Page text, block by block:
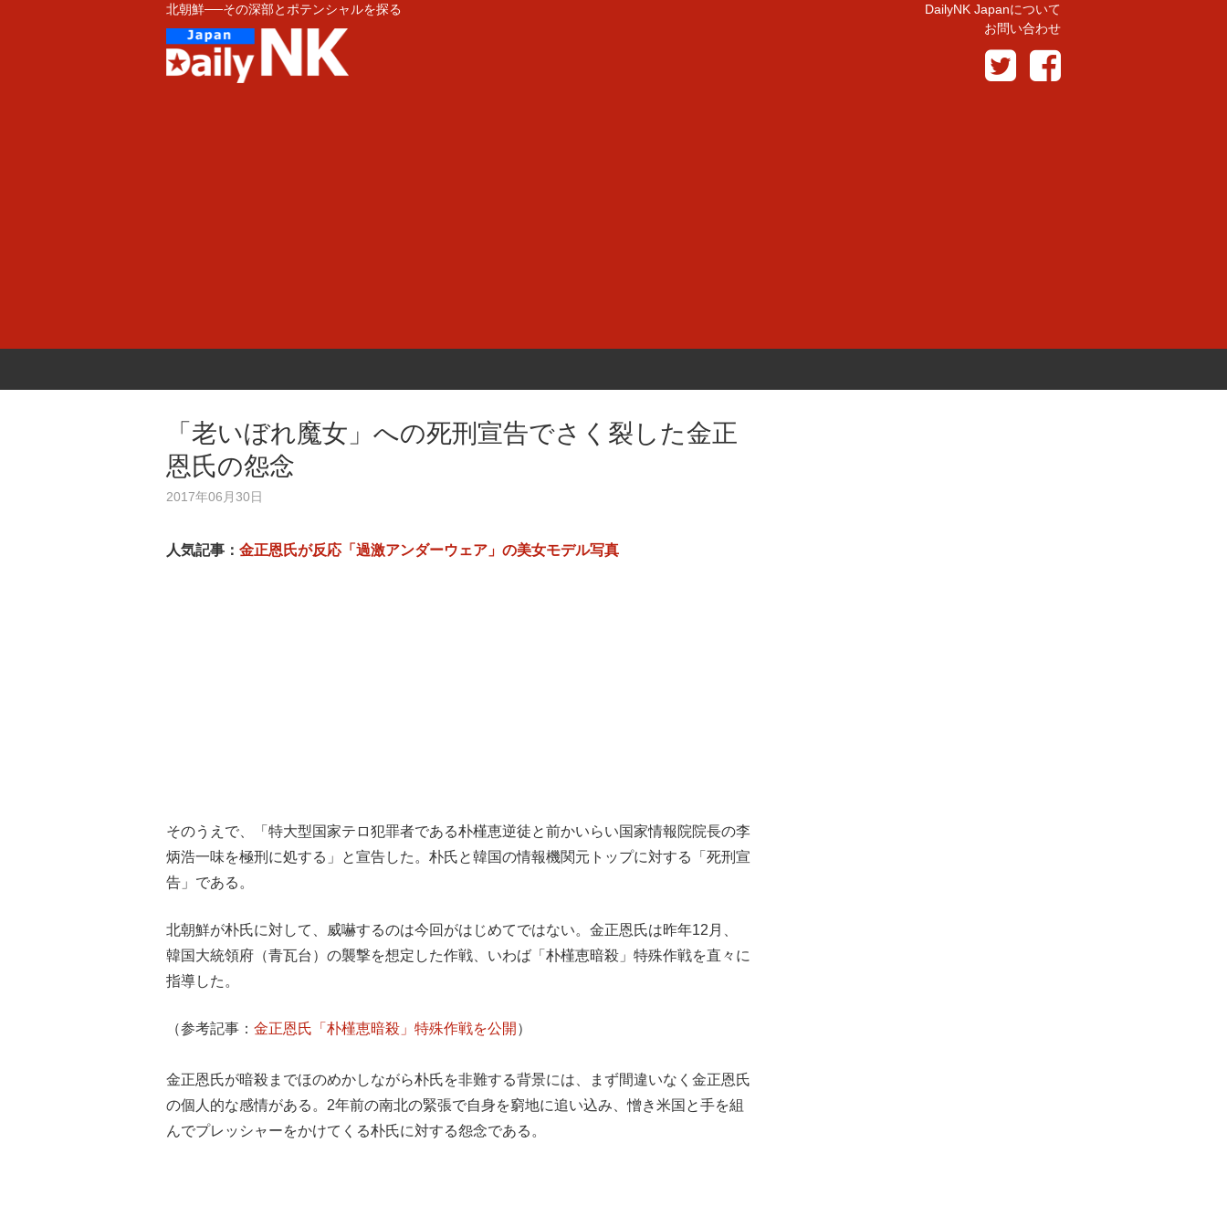
北朝鮮──その深部とポテンシャルを探る
DailyNK Japanについて
お問い合わせ
「老いぼれ魔女」への死刑宣告でさく裂した金正
恩氏の怨念
2017年06月30日
人気記事： 金正恩氏が反応「過激アンダーウェア」の美女モデル写真
そのうえで、「特大型国家テロ犯罪者である朴槿恵逆徒と前かいらい国家情報院院長の李
炳浩一味を極刑に処する」と宣告した。朴氏と韓国の情報機関元トップに対する「死刑宣
告」である。
北朝鮮が朴氏に対して、威嚇するのは今回がはじめてではない。金正恩氏は昨年12月、
韓国大統領府（青瓦台）の襲撃を想定した作戦、いわば「朴槿恵暗殺」特殊作戦を直々に
指導した。
（参考記事： 金正恩氏「朴槿恵暗殺」特殊作戦を公開 ）
金正恩氏が暗殺までほのめかしながら朴氏を非難する背景には、まず間違いなく金正恩氏
の個人的な感情がある。2年前の南北の緊張で自身を窮地に追い込み、憎き米国と手を組
んでプレッシャーをかけてくる朴氏に対する怨念である。